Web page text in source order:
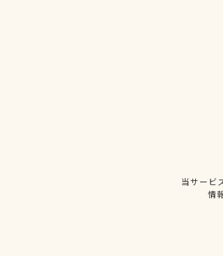
当サービ
情